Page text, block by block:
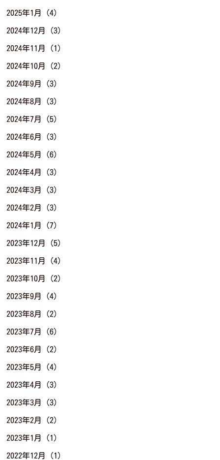
2025年1月 (4)
2024年12月 (3)
2024年11月 (1)
2024年10月 (2)
2024年9月 (3)
2024年8月 (3)
2024年7月 (5)
2024年6月 (3)
2024年5月 (6)
2024年4月 (3)
2024年3月 (3)
2024年2月 (3)
2024年1月 (7)
2023年12月 (5)
2023年11月 (4)
2023年10月 (2)
2023年9月 (4)
2023年8月 (2)
2023年7月 (6)
2023年6月 (2)
2023年5月 (4)
2023年4月 (3)
2023年3月 (3)
2023年2月 (2)
2023年1月 (1)
2022年12月 (1)